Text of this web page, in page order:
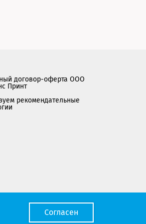
договор-оферта ООО
Принт
рекомендательные
с порталом поставщиков
Согласен